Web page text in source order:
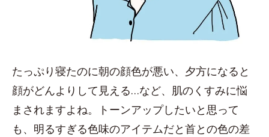
たっぷり寝たのに朝の顔色が悪い、夕方になると
顔がどんよりして見える…など、肌のくすみに悩
まされますよね。トーンアップしたいと思って
も、明るすぎる色味のアイテムだと首との色の差